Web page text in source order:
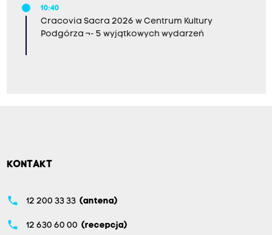
10:40
Cracovia Sacra 2026 w Centrum Kultury
Podgórza ¬- 5 wyjątkowych wydarzeń
KONTAKT
phone 12 200 33 33 (antena)
phone 12 630 60 00 (recepcja)